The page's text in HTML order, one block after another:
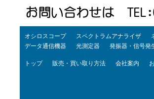
オシロスコープ スペクトラムアナライザ
データ通信機器
光測定器 発振器・信号発
トップ 販売・買い取り方法 会社案内